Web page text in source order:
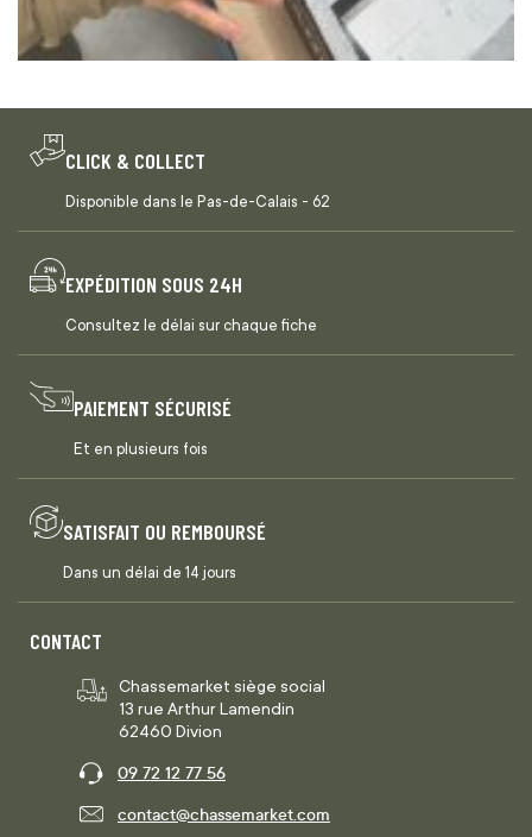
CLICK & COLLECT
Disponible dans le Pas-de-Calais - 62
EXPÉDITION SOUS 24H
Consultez le délai sur chaque fiche
PAIEMENT SÉCURISÉ
Et en plusieurs fois
SATISFAIT OU REMBOURSÉ
Dans un délai de 14 jours
CONTACT
Chassemarket siège social
13 rue Arthur Lamendin
62460 Divion
09 72 12 77 56
contact@chassemarket.com